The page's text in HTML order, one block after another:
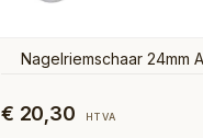
Nagelriemschaar 24mm
€ 20,30 HTVA